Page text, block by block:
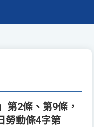
第2條、第9條，
勞動條4字第